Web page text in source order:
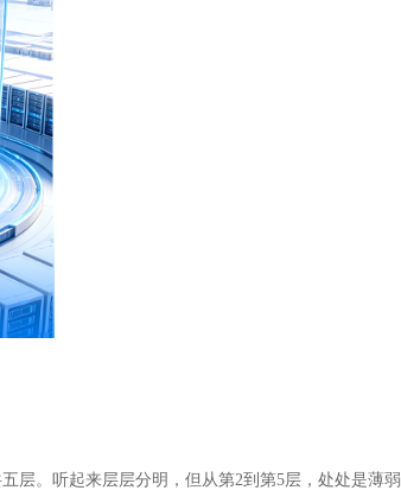
层。听起来层层分明，但从第2到第5层，处处是薄弱